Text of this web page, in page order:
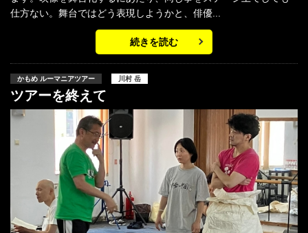
仕方ない。舞台ではどう表現しようかと、俳優...
続きを読む
かもめ ルーマニアツアー 川村 岳
ツアーを終えて